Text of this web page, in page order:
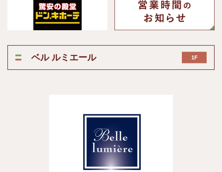
ベル ルミエール 1F